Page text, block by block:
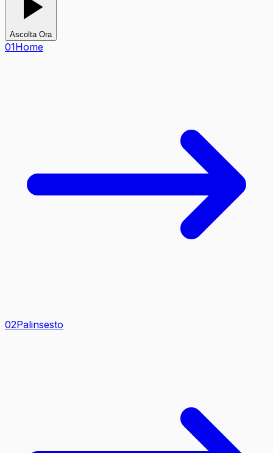
Ascolta Ora
01Home
02Palinsesto